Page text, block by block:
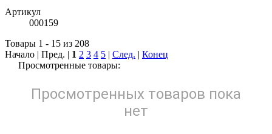
Артикул
000159
Товары 1 - 15 из 208
Начало | Пред. | 1 2 3 4 5 | След. | Конец
Просмотренные товары:
Просмотренных товаров пока
нет